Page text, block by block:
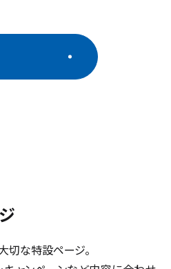
切な特設ページ。